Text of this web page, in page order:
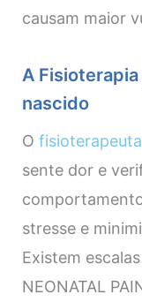
causam maior
A
nascido
O fisioterapeuta
sente dor e
stresse e
Existem
NEONATAL